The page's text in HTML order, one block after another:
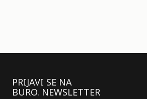
PRIJAVI SE NA
BURO. NEWSLETTER